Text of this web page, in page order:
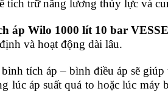
tích trữ năng lương thủy lực và
áp Wilo 1000 lít 10 bar
và hoạt động dài lâu.
tích áp – bình điều áp sẽ
lúc áp suất quá to hoặc lúc máy